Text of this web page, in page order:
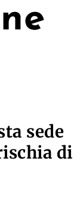
sede
di